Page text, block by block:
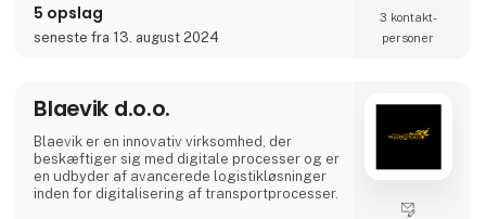
5 opslag
seneste fra 13. august 2024
3 kontakt­
personer
Blaevik d.o.o.
Blaevik er en innovativ virksomhed, der
beskæftiger sig med digitale processer og er
en udbyder af avancerede logistikløsninger
inden for digitalisering af transportprocesser.